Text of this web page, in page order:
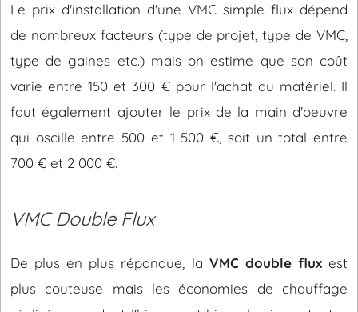
Le prix d'installation d'une VMC simple flux dépend
de nombreux facteurs (type de projet, type de VMC,
type de gaines etc.) mais on estime que son coût
varie entre 150 et 300 € pour l'achat du matériel. Il
faut également ajouter le prix de la main d'oeuvre
qui oscille entre 500 et 1 500 €, soit un total entre
700 € et 2 000 €.
VMC Double Flux
De plus en plus répandue, la VMC double fluxest
plus couteuse mais les économies de chauffage